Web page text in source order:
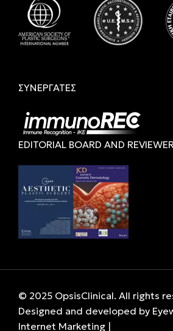
ΣΥΝΕΡΓΑΤΕΣ
EDITORIAL BOARD AND
© 2025 OpsisClinical. All rights
Designed and developed by
Internet Marketing |